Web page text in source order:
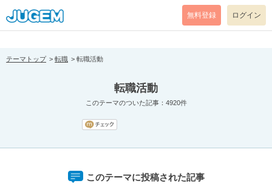
[pear_error: message="Success" code=0 mode=return level=notice
prefix="" info=""]
無料登録 ログイン
テーマトップ 転職 転職活動
転職活動
このテーマのついた記事：4920件
このテーマに投稿された記事